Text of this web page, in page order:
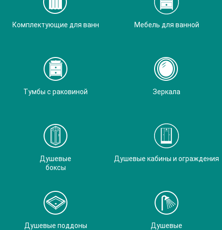
Комплектующие для ванн Мебель для ванной
Тумбы с раковиной Зеркала
Душевые
боксы
Душевые кабины и ограждения
Душевые поддоны
Душевые